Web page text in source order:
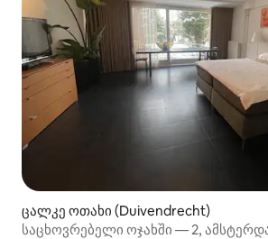
ცალკე ოთახი (Duivendrecht)
საცხოვრებელი ოჯახში — 2,